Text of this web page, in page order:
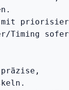
mit
Timing